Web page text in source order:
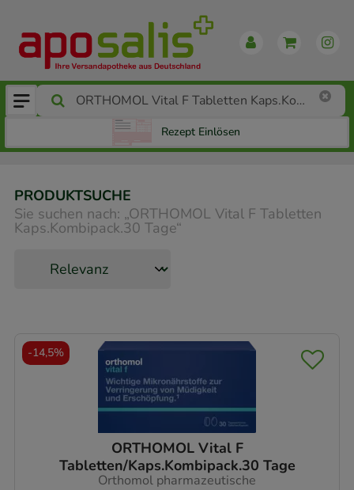
Rezept Einlösen
PRODUKTSUCHE
Sie suchen nach: „ORTHOMOL Vital F Tabletten
Kaps.Kombipack.30 Tage“
ORTHOMOL Vital F
Tabletten/Kaps.Kombipack.30 Tage
Orthomol pharmazeutische
-14,5%